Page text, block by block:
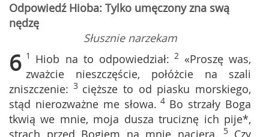
Odpowiedź Hioba: Tylko umęczony zna swą
nędzę
Słusznie narzekam
6 1 Hiob na to odpowiedział: 2 «Proszę was,
zważcie nieszczęście, połóżcie na szali
zniszczenie: 3 cięższe to od piasku morskiego,
stąd nierozważne me słowa. 4 Bo strzały Boga
tkwią we mnie, moja dusza truciznę ich pije*,
strach przed Bogiem na mnie naciera. 5 Czy